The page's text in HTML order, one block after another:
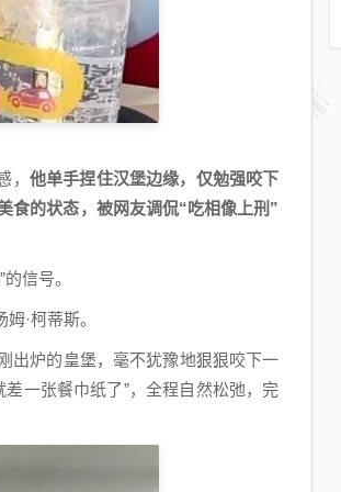
， 他单手捏住汉堡边缘，仅勉强咬下
食的状态，被网友调侃“吃相像上刑”
信号。
·柯蒂斯。
出炉的皇堡，毫不犹豫地狠狠咬下一
一张餐巾纸了”，全程自然松弛，完